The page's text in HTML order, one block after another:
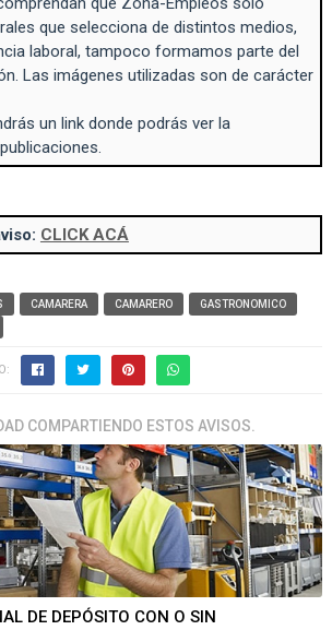
que selecciona de distintos medios,
laboral, tampoco formamos parte del
Las imágenes utilizadas son de carácter
un link donde podrás ver la
CLICK ACÁ
CAMARERA CAMARERO
GASTRONOMICO
COMPARTIENDO ESTOS AVISOS.
DE DEPÓSITO CON O SIN